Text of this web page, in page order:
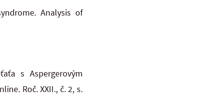
Analysis of
s Aspergerovým
Roč. XXII., č. 2, s.